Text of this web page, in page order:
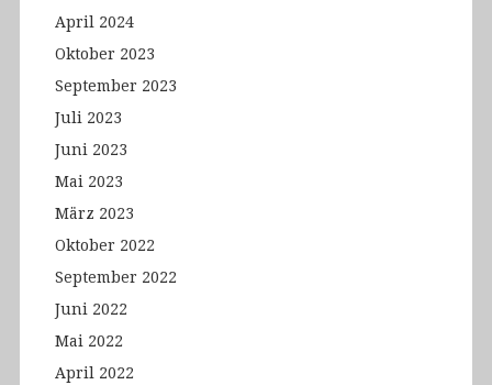
April 2024
Oktober 2023
September 2023
Juli 2023
Juni 2023
Mai 2023
März 2023
Oktober 2022
September 2022
Juni 2022
Mai 2022
April 2022